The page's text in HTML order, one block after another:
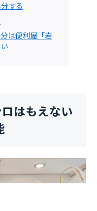
する
は便利屋「岩
はもえない